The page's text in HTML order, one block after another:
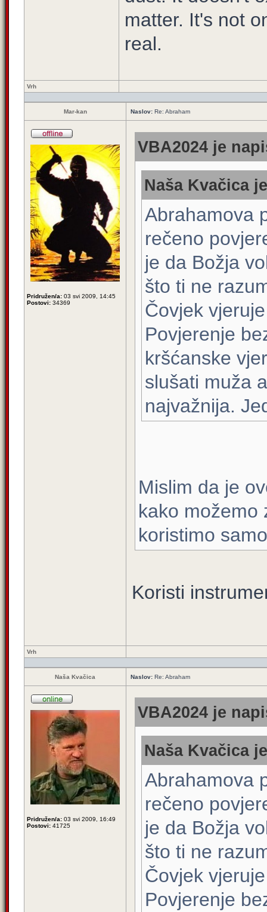
matter. It's not
real.
Vrh
Mar-kan Naslov: Re: Abraham
Pridružen/a: 03 svi 2009, 14:45
Postovi: 34369
VBA2024 je
Naša Kvačica
Abrahamova
rečeno
je da Božja
što ti ne
Čovjek
Povjerenje
kršćanske
slušati muža
najvažnija.
Mislim da je
kako možemo
koristimo
Koristi
Vrh
Naša Kvačica Naslov: Re: Abraham
Pridružen/a: 03 svi 2009, 16:49
Postovi: 41725
VBA2024 je
Naša Kvačica
Abrahamova
rečeno
je da Božja
što ti ne
Čovjek
Povjerenje